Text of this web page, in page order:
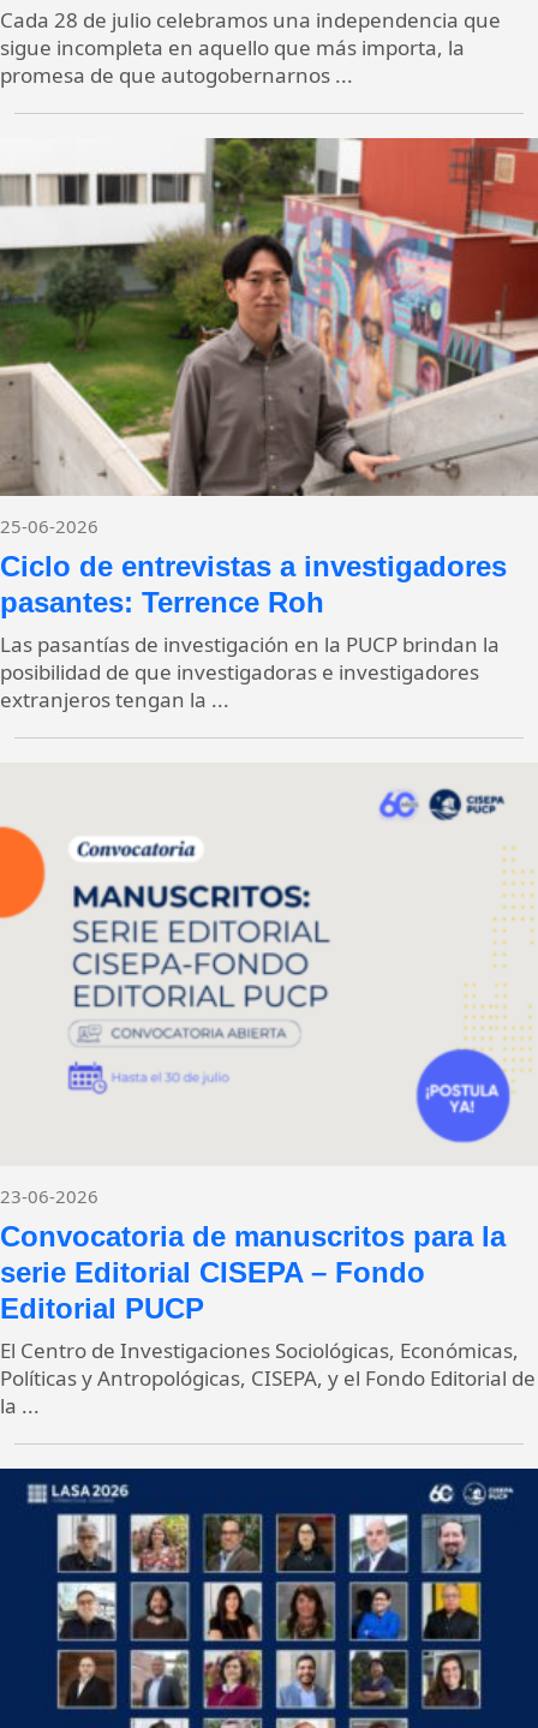
Cada 28 de julio celebramos una independencia que
sigue incompleta en aquello que más importa, la
promesa de que autogobernarnos ...
25-06-2026
Ciclo de entrevistas a investigadores
pasantes: Terrence Roh
Las pasantías de investigación en la PUCP brindan la
posibilidad de que investigadoras e investigadores
extranjeros tengan la ...
23-06-2026
Convocatoria de manuscritos para la
serie Editorial CISEPA – Fondo
Editorial PUCP
El Centro de Investigaciones Sociológicas, Económicas,
Políticas y Antropológicas, CISEPA, y el Fondo Editorial de
la ...